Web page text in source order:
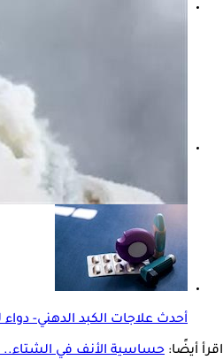
الكحة الشديدة- متى تكون علامة
هل ترتبط حساسية الأنف
أحدث علاجات الكبد الدهني-
اقرأ أيضًا: حساسية الأنف في الشتاء..